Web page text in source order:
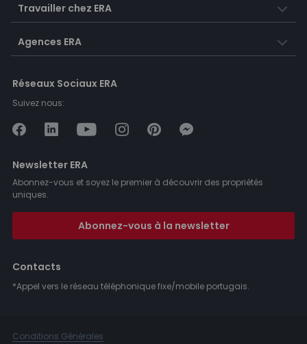
Travailler chez ERA
Agences ERA
Réseaux Sociaux ERA
Suivez nous:
Newsletter ERA
Abonnez-vous et soyez le premier à découvrir des propriétés
uniques.
Abonnez-vous à la newsletter
Contacts
*Appel vers le réseau téléphonique fixe/mobile portugais.
Conditions Générales